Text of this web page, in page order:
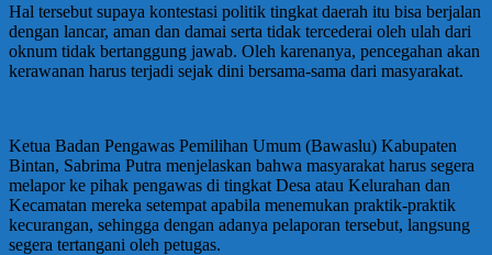
Hal tersebut supaya kontestasi politik tingkat daerah itu bisa berjalan
dengan lancar, aman dan damai serta tidak tercederai oleh ulah dari
oknum tidak bertanggung jawab. Oleh karenanya, pencegahan akan
kerawanan harus terjadi sejak dini bersama-sama dari masyarakat.
Ketua Badan Pengawas Pemilihan Umum (Bawaslu) Kabupaten
Bintan, Sabrima Putra menjelaskan bahwa masyarakat harus segera
melapor ke pihak pengawas di tingkat Desa atau Kelurahan dan
Kecamatan mereka setempat apabila menemukan praktik-praktik
kecurangan, sehingga dengan adanya pelaporan tersebut, langsung
segera tertangani oleh petugas.